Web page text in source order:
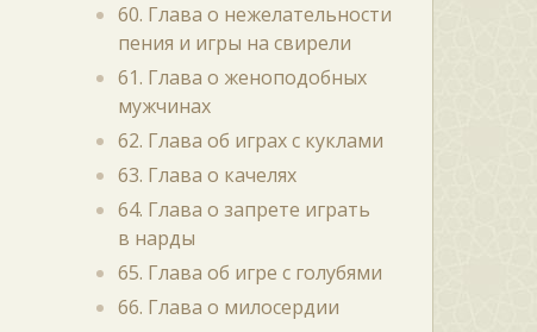
60. Глава о нежелательности
пения и игры на свирели
61. Глава о женоподобных
мужчинах
62. Глава об играх с куклами
63. Глава о качелях
64. Глава о запрете играть
в нарды
65. Глава об игре с голубями
66. Глава о милосердии